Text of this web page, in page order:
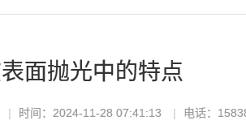
面抛光中的特点
时间：2024-11-28 07:41:13 电话：